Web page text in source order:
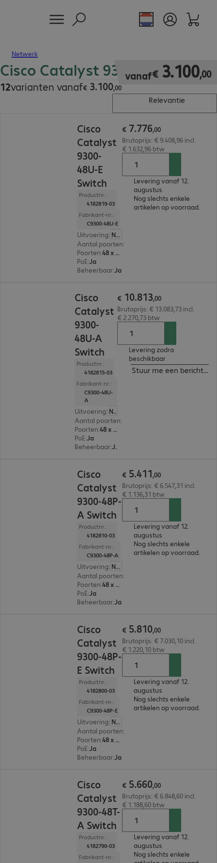
Netwerk
Cisco Catalyst 9300 Switches
vanaf€ 3.100,00
€ 3.100,00
12varianten vanaf€ 3.100,00
€ 3.100,00
Relevantie
Cisco
Catalyst
9300-
48U-E
Switch
Productnr.:
4182819-03
Fabrikant-nr.:
C9300-48U-E
Uitvoering:
Nederland
Aantal poorten:
Poorten:
48 x 10/100/1000 RJ45
PoE:Ja
Beheerbaar:Ja
€ 7.776,00
Brutoprijs: € 9.408,96 incl.
€ 1.632,96 btw
Levering vanaf 12.
augustus
Nog slechts enkele
artikelen op voorraad.
Cisco
Catalyst
9300-
48U-A
Switch
Productnr.:
4182815-03
Fabrikant-nr.:
C9300-48U-
A
Uitvoering:
Nederland
Aantal poorten:
Poorten:
48 x 10/100/1000 RJ45
PoE:Ja
Beheerbaar: Ja
€ 10.813,00
Brutoprijs: € 13.083,73 incl.
€ 2.270,73 btw
Levering zodra
beschikbaar
Stuur me een bericht
Cisco
Catalyst
9300-48P-
A Switch
Productnr.:
4182810-03
Fabrikant-nr.:
C9300-48P-A
Uitvoering:
Nederland
Aantal poorten:
Poorten:
48 x 10/100/1000 RJ45
PoE:Ja
Beheerbaar:Ja
€ 5.411,00
Brutoprijs: € 6.547,31 incl.
€ 1.136,31 btw
Levering vanaf 12.
augustus
Nog slechts enkele
artikelen op voorraad.
Cisco
Catalyst
9300-48P-
E Switch
Productnr.:
4182800-03
Fabrikant-nr.:
C9300-48P-E
Uitvoering:
Nederland
Aantal poorten:
Poorten:
48 x 10/100/1000 RJ45
PoE:Ja
Beheerbaar:Ja
€ 5.810,00
Brutoprijs: € 7.030,10 incl.
€ 1.220,10 btw
Levering vanaf 12.
augustus
Nog slechts enkele
artikelen op voorraad.
Cisco
Catalyst
9300-48T-
A Switch
Productnr.:
4182790-03
Fabrikant-nr.:
€ 5.660,00
Brutoprijs: € 6.848,60 incl.
€ 1.188,60 btw
Levering vanaf 12.
augustus
Nog slechts enkele